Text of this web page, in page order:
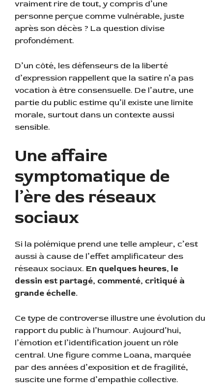
vraiment rire de tout, y compris d’une
personne perçue comme vulnérable, juste
après son décès ? La question divise
profondément.
D’un côté, les défenseurs de la liberté
d’expression rappellent que la satire n’a pas
vocation à être consensuelle. De l’autre, une
partie du public estime qu’il existe une limite
morale, surtout dans un contexte aussi
sensible.
Une affaire
symptomatique de
l’ère des réseaux
sociaux
Si la polémique prend une telle ampleur, c’est
aussi à cause de l’effet amplificateur des
réseaux sociaux. En quelques heures, le
dessin est partagé, commenté, critiqué à
grande échelle.
Ce type de controverse illustre une évolution du
rapport du public à l’humour. Aujourd’hui,
l’émotion et l’identification jouent un rôle
central. Une figure comme Loana, marquée
par des années d’exposition et de fragilité,
suscite une forme d’empathie collective.